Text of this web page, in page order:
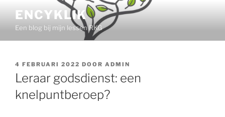
inhoud
ENCYKLIK
Een blog bij mijn lessen RKG
GEPLAATST
OP
4 FEBRUARI 2022 DOOR ADMIN
Leraar godsdienst: een
knelpuntberoep?